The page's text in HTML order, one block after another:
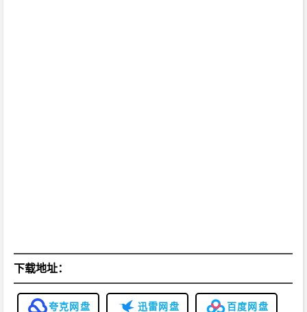
下载地址：
夸克网盘 迅雷网盘 百度网盘